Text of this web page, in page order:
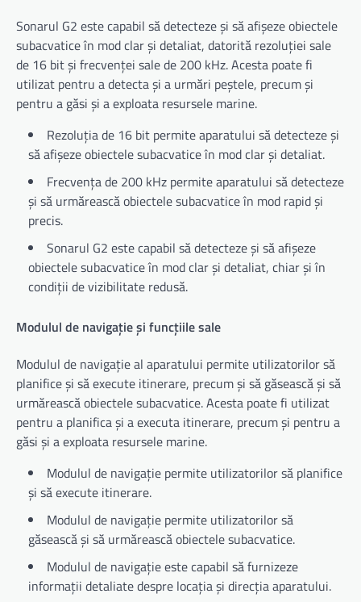
Sonarul G2 este capabil să detecteze și să afișeze obiectele
subacvatice în mod clar și detaliat, datorită rezoluției sale
de 16 bit și frecvenței sale de 200 kHz. Acesta poate fi
utilizat pentru a detecta și a urmări peștele, precum și
pentru a găsi și a exploata resursele marine.
Rezoluția de 16 bit permite aparatului să detecteze și
să afișeze obiectele subacvatice în mod clar și detaliat.
Frecvența de 200 kHz permite aparatului să detecteze
și să urmărească obiectele subacvatice în mod rapid și
precis.
Sonarul G2 este capabil să detecteze și să afișeze
obiectele subacvatice în mod clar și detaliat, chiar și în
condiții de vizibilitate redusă.
Modulul de navigație și funcțiile sale
Modulul de navigație al aparatului permite utilizatorilor să
planifice și să execute itinerare, precum și să găsească și să
urmărească obiectele subacvatice. Acesta poate fi utilizat
pentru a planifica și a executa itinerare, precum și pentru a
găsi și a exploata resursele marine.
Modulul de navigație permite utilizatorilor să planifice
și să execute itinerare.
Modulul de navigație permite utilizatorilor să
găsească și să urmărească obiectele subacvatice.
Modulul de navigație este capabil să furnizeze
informații detaliate despre locația și direcția aparatului.